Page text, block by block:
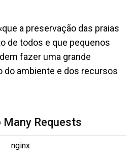
a preservação das praias
de todos e que pequenos
fazer uma grande
do ambiente e dos recursos
Many Requests
nginx